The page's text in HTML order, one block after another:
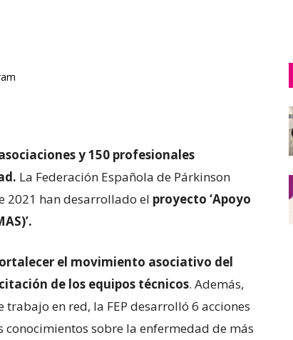
y 150 profesionales
La Federación Española de Párkinson
2021 han desarrollado el proyecto ‘Apoyo
el movimiento asociativo del
de los equipos técnicos. Además,
en red, la FEP desarrolló 6 acciones
conocimientos sobre la enfermedad de más